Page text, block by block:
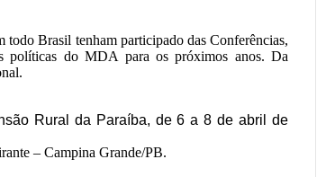
todo Brasil tenham participado das Conferências,
políticas do MDA para os próximos anos. Da
Rural da Paraíba, de 6 a 8 de abril de
– Campina Grande/PB.